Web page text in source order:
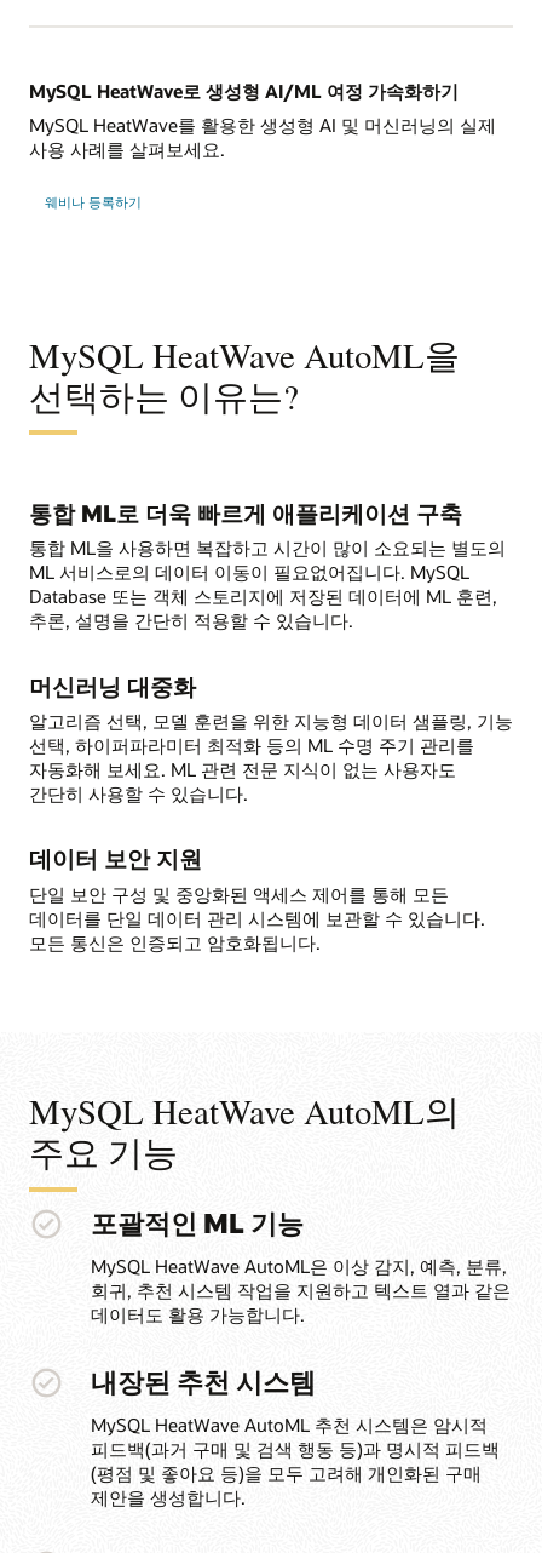
MySQL HeatWave로 생성형 AI/ML 여정 가속화하기
MySQL HeatWave를 활용한 생성형 AI 및 머신러닝의 실제
사용 사례를 살펴보세요.
웨비나 등록하기
Your
MySQL HeatWave AutoML을
선택하는 이유는?
통합 ML로 더욱 빠르게 애플리케이션 구축
통합 ML을 사용하면 복잡하고 시간이 많이 소요되는 별도의
ML 서비스로의 데이터 이동이 필요없어집니다. MySQL
Database 또는 객체 스토리지에 저장된 데이터에 ML 훈련,
추론, 설명을 간단히 적용할 수 있습니다.
머신러닝 대중화
알고리즘 선택, 모델 훈련을 위한 지능형 데이터 샘플링, 기능
선택, 하이퍼파라미터 최적화 등의 ML 수명 주기 관리를
자동화해 보세요. ML 관련 전문 지식이 없는 사용자도
간단히 사용할 수 있습니다.
데이터 보안 지원
단일 보안 구성 및 중앙화된 액세스 제어를 통해 모든
데이터를 단일 데이터 관리 시스템에 보관할 수 있습니다.
모든 통신은 인증되고 암호화됩니다.
MySQL HeatWave AutoML의
주요 기능
포괄적인 ML 기능
MySQL HeatWave AutoML은 이상 감지, 예측, 분류,
회귀, 추천 시스템 작업을 지원하고 텍스트 열과 같은
데이터도 활용 가능합니다.
내장된 추천 시스템
MySQL HeatWave AutoML 추천 시스템은 암시적
피드백(과거 구매 및 검색 행동 등)과 명시적 피드백
(평점 및 좋아요 등)을 모두 고려해 개인화된 구매
제안을 생성합니다.